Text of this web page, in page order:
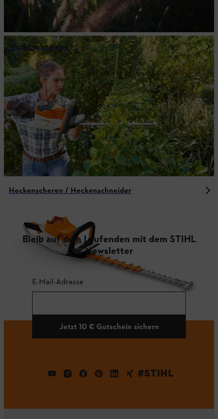
Hecke schneiden
Heckenscheren / Heckenschneider
Bleib auf dem Laufenden mit dem STIHL
Newsletter
E-Mail-Adresse
Jetzt 10 € Gutschein sichern
#STIHL